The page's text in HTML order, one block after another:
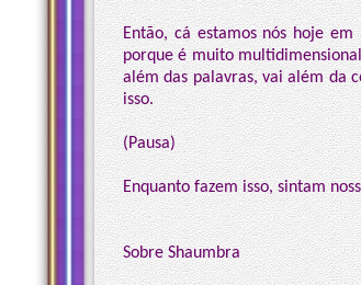
Então, cá estamos nós hoje
porque é muito
além das palavras, vai além da
isso.
(Pausa)
Enquanto fazem isso, sintam
Sobre Shaumbra